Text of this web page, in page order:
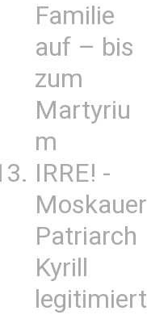
Familie
auf – bis
zum
Martyriu
m
IRRE! -
Moskauer
Patriarch
Kyrill
legitimiert